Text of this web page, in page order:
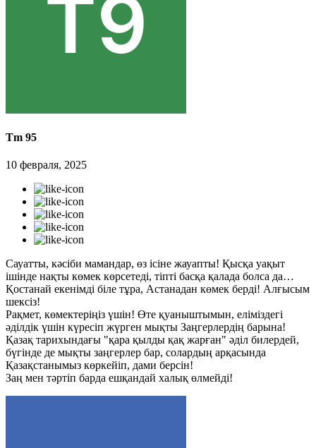
Tm 95
10 февраля, 2025
Сауатты, кәсіби мамандар, өз ісіне жауапты! Қысқа уақыт
ішінде нақты көмек көрсетеді, тіпті басқа қалада болса да…
Қостанай екенімді біле тұра, Астанадан көмек берді! Алғысым
шексіз!
Рақмет, көмектеріңіз үшін! Өте қуаныштымын, еліміздегі
әділдік үшін күресіп жүрген мықты Заңгерлердің барына!
Қазақ тарихындағы "қара қылды қақ жарған" әділ билердей,
бүгінде де мықты заңгерлер бар, солардың арқасында
Қазақстанымыз көркейіп, дами берсін!
Заң мен тәртіп барда ешқандай халық өлмейді!